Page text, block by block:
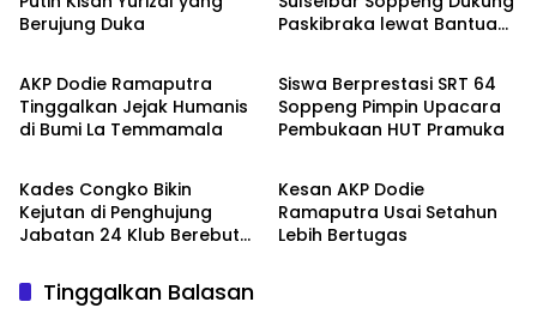
Berujung Duka
Paskibraka lewat Bantuan
Metro
AKP Dodie Ramaputra
Tinggalkan Jejak Humanis
di Bumi La Temmamala
Metro
Siswa Berprestasi SRT 64
Soppeng Pimpin Upacara
Pembukaan HUT Pramuka
Metro
Kades Congko Bikin
Kejutan di Penghujung
Jabatan 24 Klub Berebut
Metro
Kesan AKP Dodie
Ramaputra Usai Setahun
Lebih Bertugas
Tinggalkan Balasan